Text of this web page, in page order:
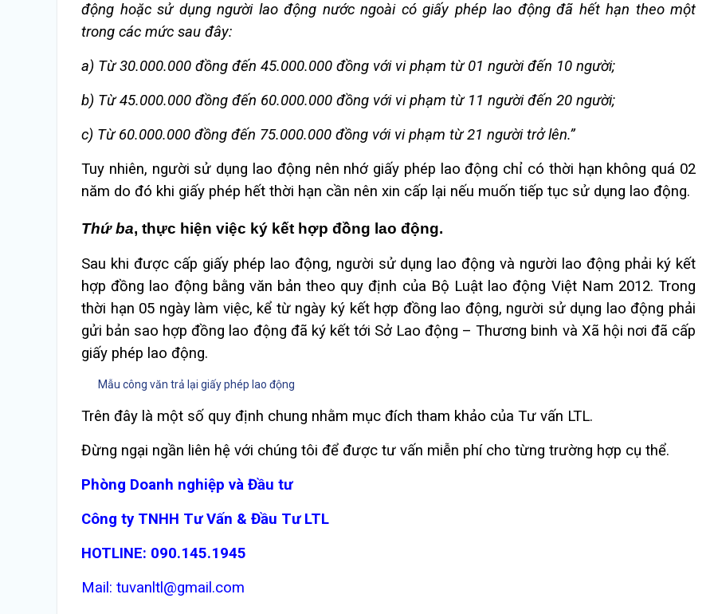
động hoặc sử dụng người lao động nước ngoài có giấy phép lao động đã hết hạn theo một
trong các mức sau đây:
a) Từ 30.000.000 đồng đến 45.000.000 đồng với vi phạm từ 01 người đến 10 người;
b) Từ 45.000.000 đồng đến 60.000.000 đồng với vi phạm từ 11 người đến 20 người;
c) Từ 60.000.000 đồng đến 75.000.000 đồng với vi phạm từ 21 người trở lên.”
Tuy nhiên, người sử dụng lao động nên nhớ giấy phép lao động chỉ có thời hạn không quá 02
năm do đó khi giấy phép hết thời hạn cần nên xin cấp lại nếu muốn tiếp tục sử dụng lao động.
Thứ ba, thực hiện việc ký kết hợp đồng lao động.
Sau khi được cấp giấy phép lao động, người sử dụng lao động và người lao động phải ký kết
hợp đồng lao động bằng văn bản theo quy định của Bộ Luật lao động Việt Nam 2012. Trong
thời hạn 05 ngày làm việc, kể từ ngày ký kết hợp đồng lao động, người sử dụng lao động phải
gửi bản sao hợp đồng lao động đã ký kết tới Sở Lao động – Thương binh và Xã hội nơi đã cấp
giấy phép lao động.
Mẫu công văn trả lại giấy phép lao động
Trên đây là một số quy định chung nhằm mục đích tham khảo của Tư vấn LTL.
Đừng ngại ngần liên hệ với chúng tôi để được tư vấn miễn phí cho từng trường hợp cụ thể.
Phòng Doanh nghiệp và Đầu tư
Công ty TNHH Tư Vấn & Đầu Tư LTL
HOTLINE: 090.145.1945
Mail: tuvanltl@gmail.com